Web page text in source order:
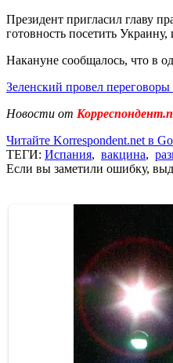
Президент пригласил главу
готовность посетить
Накануне сообщалось, что в
Зеленский провел
Новости от
Читайте Korrespondent.net в
ТЕГИ: Испания, вакцина,
Если вы заметили ошибку,